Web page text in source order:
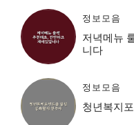
정보모음
저녁메뉴
니다
정보모음
청년복지